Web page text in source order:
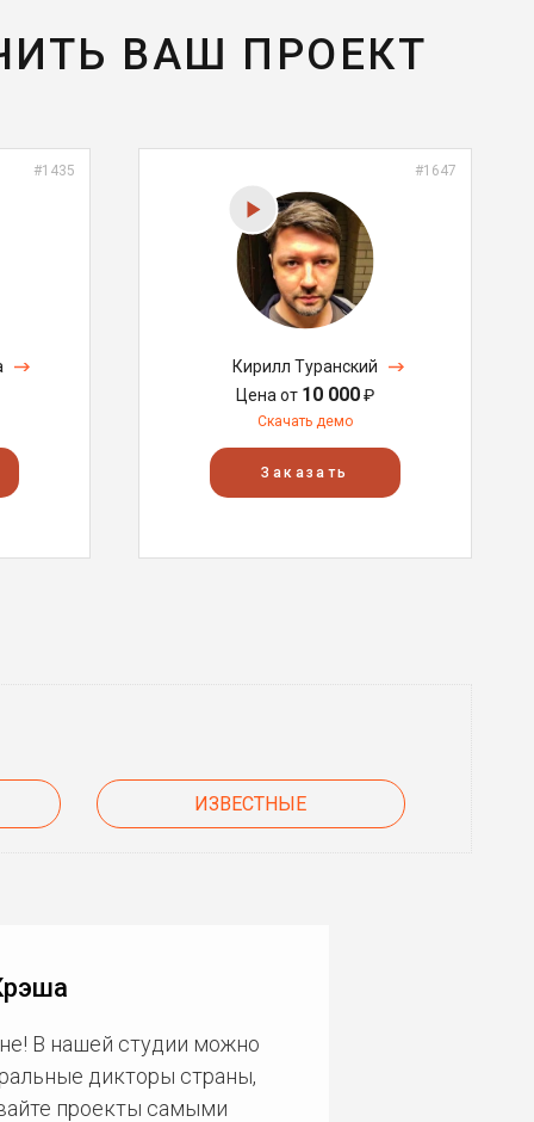
ВАШ ПРОЕКТ
#1435 #1647
Кирилл Туранский
Цена от 10 000₽
Скачать демо
Заказать
ИЗВЕСТНЫЕ
В нашей студии можно
дикторы страны,
проекты самыми